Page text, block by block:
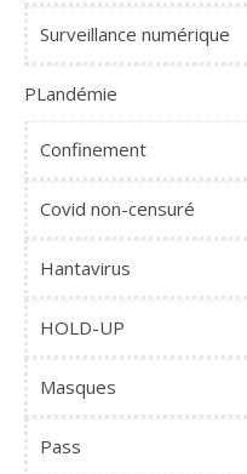
Surveillance numérique
PLandémie
Confinement
Covid non-censuré
Hantavirus
HOLD-UP
Masques
Pass